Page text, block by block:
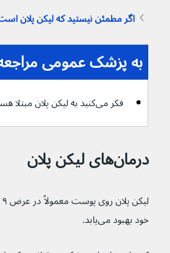
اگر مطمئن نیستید که لیکن پلان
به پزشک عمومی
فکر می‌کنید به لیکن پلان مبتلا هستید
درمان‌‌های لیکن پلان
خود بهبود می‌یابد.